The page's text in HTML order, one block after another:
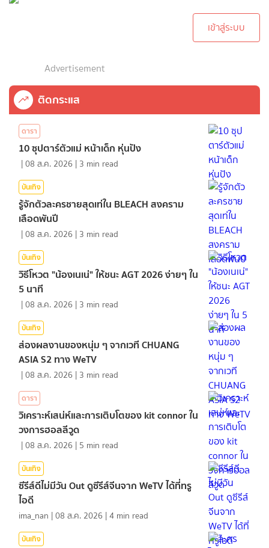
เข้าสู่ระบบ
Advertisement
ติดกระแส
ดารา
10 ซุปตาร์ตัวแม่ หน้าเด็ก หุ่นปัง
|08 ส.ค. 2026 | 3 min read
บันเทิง
รู้จักตัวละครชายสุดเท่ใน BLEACH สงคราม
เลือดพันปี
|08 ส.ค. 2026 | 3 min read
บันเทิง
วิธีโหวต "น้องเนเน่" ให้ชนะ AGT 2026 ง่ายๆ ใน
5 นาที
|08 ส.ค. 2026 | 3 min read
บันเทิง
ส่องผลงานของหนุ่ม ๆ จากเวที CHUANG
ASIA S2 ทาง WeTV
|08 ส.ค. 2026 | 3 min read
ดารา
วิเคราะห์เสน่ห์และการเติบโตของ kit connor ใน
วงการฮอลลีวูด
|08 ส.ค. 2026 | 5 min read
บันเทิง
ซีรีส์ดีไม่มีวัน Out ดูซีรีส์จีนจาก WeTV ได้ที่ทรู
ไอดี
ima_nan |08 ส.ค. 2026 |4 min read
บันเทิง